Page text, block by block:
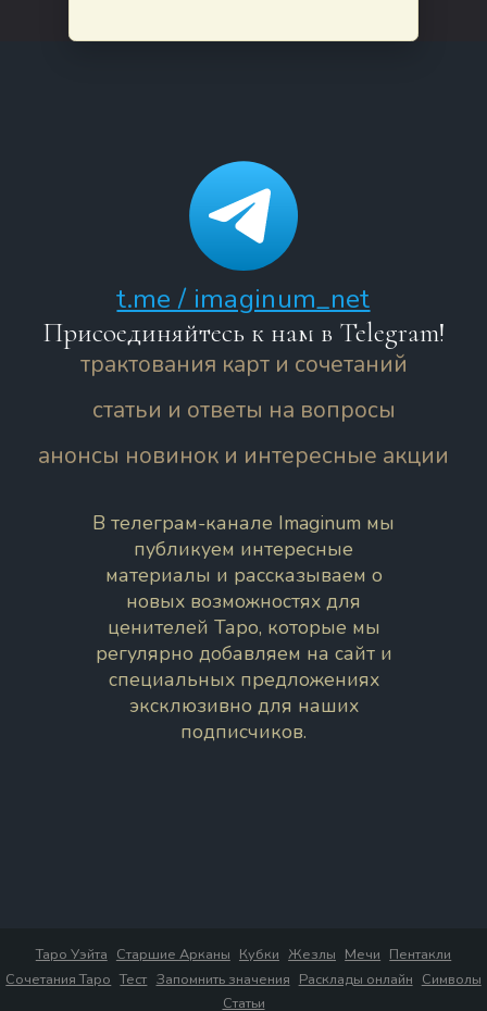
t.me / imaginum_net
Присоединяйтесь к нам в Telegram!
трактования карт и сочетаний
статьи и ответы на вопросы
анонсы новинок и интересные акции
В телеграм-канале Imaginum мы
публикуем интересные
материалы и рассказываем о
новых возможностях для
ценителей Таро, которые мы
регулярно добавляем на сайт и
специальных предложениях
эксклюзивно для наших
подписчиков.
Таро Уэйта Старшие Арканы Кубки Жезлы Мечи Пентакли
Сочетания Таро Тест Запомнить значения Расклады онлайн Символы
Статьи